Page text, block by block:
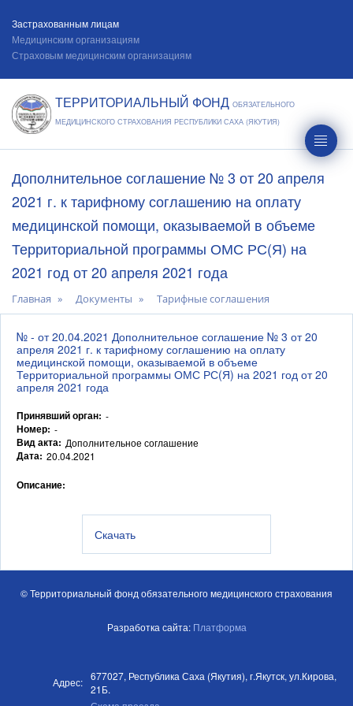
Застрахованным лицам
Медицинским организациям
Страховым медицинским организациям
ТЕРРИТОРИАЛЬНЫЙ ФОНД ОБЯЗАТЕЛЬНОГО
МЕДИЦИНСКОГО СТРАХОВАНИЯ РЕСПУБЛИКИ САХА (ЯКУТИЯ)
Дополнительное соглашение № 3 от 20 апреля
2021 г. к тарифному соглашению на оплату
медицинской помощи, оказываемой в объеме
Территориальной программы ОМС РС(Я) на
2021 год от 20 апреля 2021 года
Главная Документы Тарифные соглашения
№ - от 20.04.2021 Дополнительное соглашение № 3 от 20
апреля 2021 г. к тарифному соглашению на оплату
медицинской помощи, оказываемой в объеме
Территориальной программы ОМС РС(Я) на 2021 год от 20
апреля 2021 года
Принявший орган: -
Номер: -
Вид акта: Дополнительное соглашение
Дата: 20.04.2021
Описание:
Скачать
© Территориальный фонд обязательного медицинского страхования
Разработка сайта: Платформа
Адрес: 677027, Республика Саха (Якутия), г.Якутск, ул.Кирова,
21Б.